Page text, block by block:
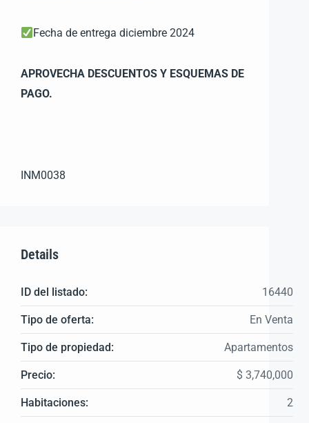
Fecha de entrega diciembre 2024
APROVECHA DESCUENTOS Y ESQUEMAS DE
PAGO.
INM0038
Details
ID del listado: 16440
Tipo de oferta: En Venta
Tipo de propiedad: Apartamentos
Precio: $ 3,740,000
Habitaciones: 2